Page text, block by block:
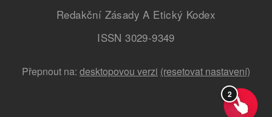
Redakční Zásady A Etický Kodex
ISSN 3029-9349
Přepnout na: desktopovou verzi (resetovat nastavení)
2